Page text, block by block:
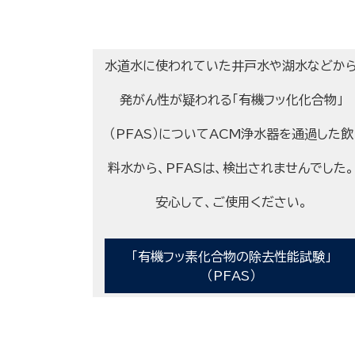
水道水に使われていた井戸水や湖水などか
発がん性が疑われる「有機フッ化化合物」
（PFAS）についてACM浄水器を通過した飲
料水から、PFASは、検出されませんでした。
安心して、ご使用ください。
「有機フッ素化合物の除去性能試験」
（PFAS）